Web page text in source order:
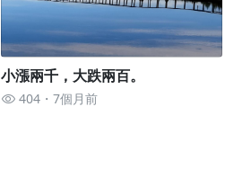
小漲兩千，大跌兩百。
404 7個月前